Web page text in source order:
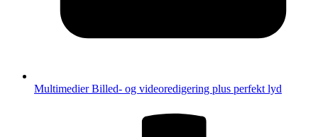
MultimedierBilled- og videoredigering plus perfekt lyd